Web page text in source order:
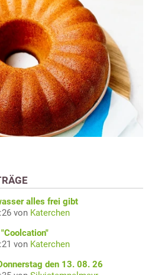
alles frei gibt
von Katerchen
von Katerchen
den 13. 08. 26